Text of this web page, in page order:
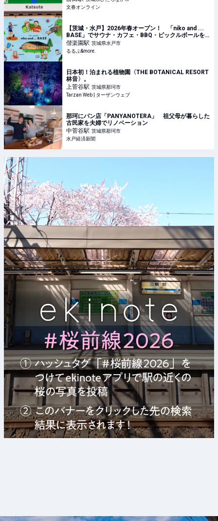
文春オンライン
【茨城・水戸】2026年春オープン！ 「niko and ...
BASE」でサウナ・カフェ・BBQ・ピックルボールを
楽しもう｜るるぶ&more.
偕楽園駅 茨城県水戸市
るるぶ&more.
日本初！泊まれる植物園〈THE BOTANICAL RESORT
林音〉。
上菅谷駅 茨城県那珂市
Tarzan Web | ターザンウェブ
那珂にパン店「PANYANOTERA」 祖父母が暮らした
古民家を夫婦でリノベーション
中菅谷駅 茨城県那珂市
水戸経済新聞